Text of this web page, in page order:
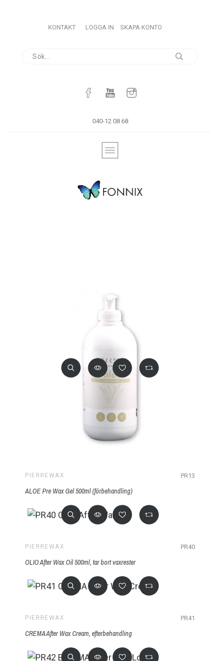
040-12 08 68
KONTAKT LOGGA IN SKAPA KONTO
PIERREWAX PR13
ALOE Pre Wax Gel 500ml (förbehandling)
PIERREWAX PR40
OLIO After Wax Oil 500ml, tar bort vaxrester
PIERREWAX PR41
CREMA After Wax Cream, efterbehandling